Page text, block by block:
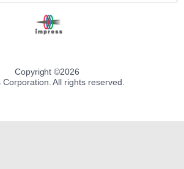
Copyright ©2026
Corporation. All rights reserved.